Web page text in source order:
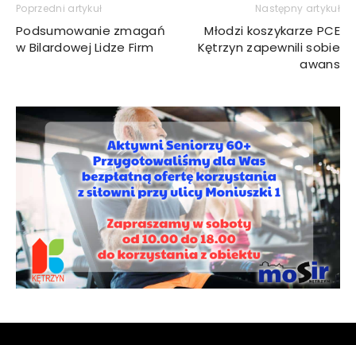
Poprzedni artykuł
Podsumowanie zmagań
w Bilardowej Lidze Firm
Następny artykuł
Młodzi koszykarze PCE
Kętrzyn zapewnili sobie
awans